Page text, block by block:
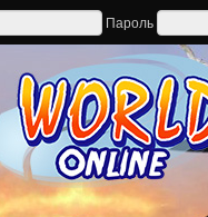
Пароль